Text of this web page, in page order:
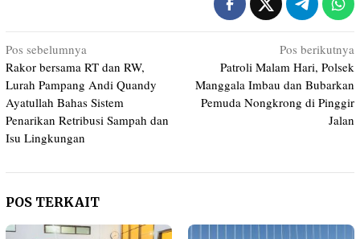
Navigasi
pos
Pos sebelumnya
Rakor bersama RT dan RW,
Lurah Pampang Andi Quandy
Ayatullah Bahas Sistem
Penarikan Retribusi Sampah dan
Isu Lingkungan
Pos berikutnya
Patroli Malam Hari, Polsek
Manggala Imbau dan Bubarkan
Pemuda Nongkrong di Pinggir
Jalan
POS TERKAIT